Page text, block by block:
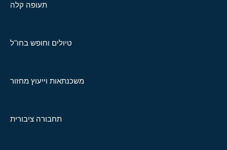
תעופה קלה
טיולים וחופש בחו"ל
משכנתאות וייעוץ מחזור
תחבורה ציבורית